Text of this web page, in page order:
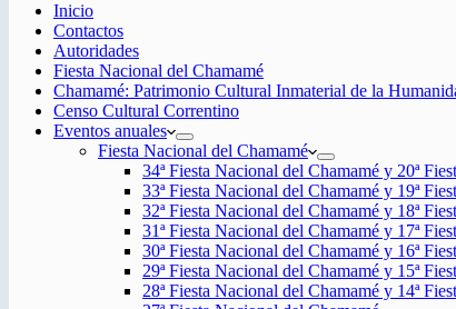
Inicio
Contactos
Autoridades
Fiesta Nacional del Chamamé
Chamamé: Patrimonio Cultural Inmaterial de la
Censo Cultural Correntino
Eventos anuales
Fiesta Nacional del Chamamé
34ª Fiesta Nacional del Chamamé y 20ª
33ª Fiesta Nacional del Chamamé y 19ª
32ª Fiesta Nacional del Chamamé y 18ª
31ª Fiesta Nacional del Chamamé y 17ª
30ª Fiesta Nacional del Chamamé y 16ª
29ª Fiesta Nacional del Chamamé y 15ª
28ª Fiesta Nacional del Chamamé y 14ª